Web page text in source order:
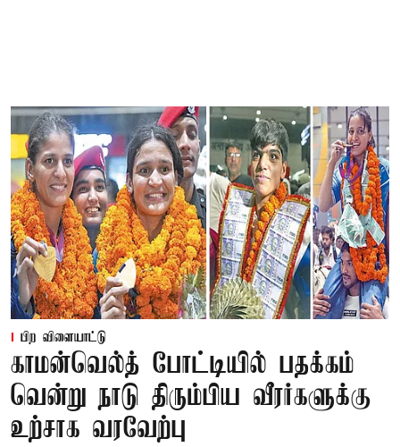
பிற விளையாட்டு
காமன்வெல்த் போட்டியில் பதக்கம்
வென்று நாடு திரும்பிய வீரர்களுக்கு
உற்சாக வரவேற்பு